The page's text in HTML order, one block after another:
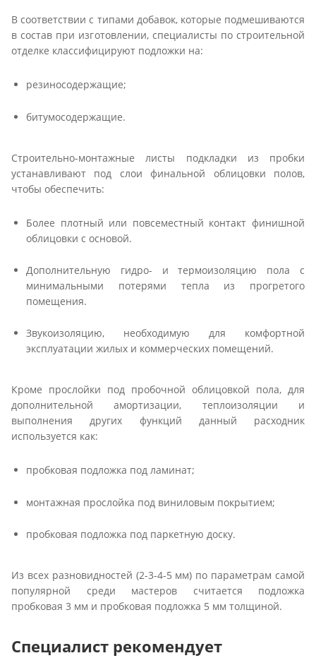
В соответствии с типами добавок, которые подмешиваются
в состав при изготовлении, специалисты по строительной
отделке классифицируют подложки на:
резиносодержащие;
битумосодержащие.
Строительно-монтажные листы подкладки из пробки
устанавливают под слои финальной облицовки полов,
чтобы обеспечить:
Более плотный или повсеместный контакт финишной
облицовки с основой.
Дополнительную гидро- и термоизоляцию пола с
минимальными потерями тепла из прогретого
помещения.
Звукоизоляцию, необходимую для комфортной
эксплуатации жилых и коммерческих помещений.
Кроме прослойки под пробочной облицовкой пола, для
дополнительной амортизации, теплоизоляции и
выполнения других функций данный расходник
используется как:
пробковая подложка под ламинат;
монтажная прослойка под виниловым покрытием;
пробковая подложка под паркетную доску.
Из всех разновидностей (2-3-4-5 мм) по параметрам самой
популярной среди мастеров считается подложка
пробковая 3 мм и пробковая подложка 5 мм толщиной.
Специалист рекомендует